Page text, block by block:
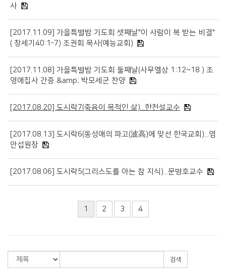
사
[2017.11.09] 가을특별밤 기도회 셋째날"이 사람이 복 받는 비결"
( 창세기40:1-7) 조권회 목사(예능교회)
[2017.11.08] 가을특별밤 기도회 둘째날(사무엘상 1:12~18 ) 조
영애집사 간증 &amp; 박모세군 찬양
[2017.08.20] 도시락7(죽음이 목적인 삶)...한천설교수
[2017.08.13] 도시락6(동성애의 파고(波高)에 맞선 한국교회)...염
안섭원장
[2017.08.06] 도시락5(그리스도를 아는 참 지식)...문병호교수
1 2 3 4
검색